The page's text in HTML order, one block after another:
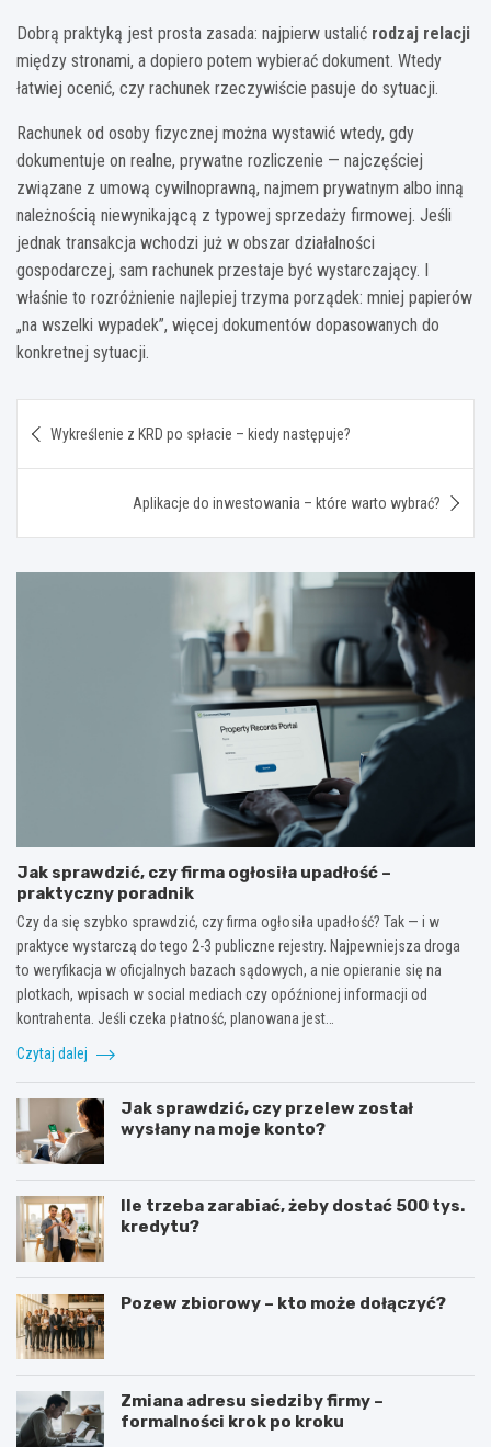
Dobrą praktyką jest prosta zasada: najpierw ustalić rodzaj relacji
między stronami, a dopiero potem wybierać dokument. Wtedy
łatwiej ocenić, czy rachunek rzeczywiście pasuje do sytuacji.
Rachunek od osoby fizycznej można wystawić wtedy, gdy
dokumentuje on realne, prywatne rozliczenie — najczęściej
związane z umową cywilnoprawną, najmem prywatnym albo inną
należnością niewynikającą z typowej sprzedaży firmowej. Jeśli
jednak transakcja wchodzi już w obszar działalności
gospodarczej, sam rachunek przestaje być wystarczający. I
właśnie to rozróżnienie najlepiej trzyma porządek: mniej papierów
„na wszelki wypadek”, więcej dokumentów dopasowanych do
konkretnej sytuacji.
wpisu
Wykreślenie z KRD po spłacie – kiedy następuje?
Aplikacje do inwestowania – które warto wybrać?
Jak sprawdzić, czy firma ogłosiła upadłość –
praktyczny poradnik
Czy da się szybko sprawdzić, czy firma ogłosiła upadłość? Tak — i w
praktyce wystarczą do tego 2-3 publiczne rejestry. Najpewniejsza droga
to weryfikacja w oficjalnych bazach sądowych, a nie opieranie się na
plotkach, wpisach w social mediach czy opóźnionej informacji od
kontrahenta. Jeśli czeka płatność, planowana jest…
Czytaj dalej
Jak sprawdzić, czy przelew został
wysłany na moje konto?
Ile trzeba zarabiać, żeby dostać 500 tys.
kredytu?
Pozew zbiorowy – kto może dołączyć?
Zmiana adresu siedziby firmy –
formalności krok po kroku